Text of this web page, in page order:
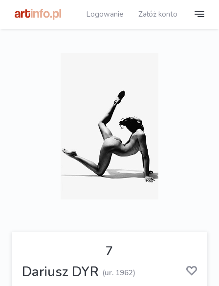
Logowanie Załóż konto
7
Dariusz DYR (ur. 1962)